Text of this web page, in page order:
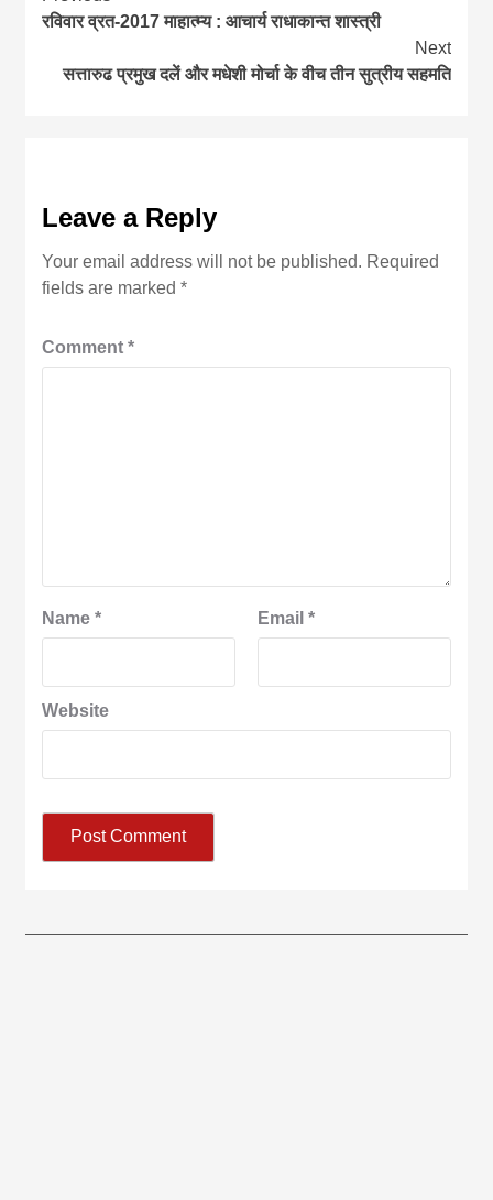
Reading
रविवार व्रत-2017 माहात्म्य : आचार्य राधाकान्त शास्त्री
Next
सत्तारुढ प्रमुख दलें और मधेशी मोर्चा के वीच तीन सुत्रीय सहमति
Leave a Reply
Your email address will not be published. Required
fields are marked*
Comment*
Name* Email *
Website